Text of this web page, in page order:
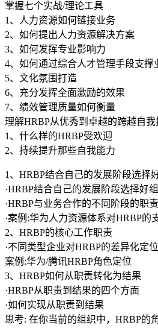
掌握七个实战/理论工具
1、人力资源如何链接业务
2、如何提出人力资源解决方案
3、如何发挥专业影响力
4、如何通过综合人才管理手段支撑
5、文化氛围打造
6、充分发挥全面激励的效果
7、绩效管理质量如何衡量
理解HRBP从优秀到卓越的跨越自
1、什么样的HRBP受欢迎
2、持续提升那些自我能力
1、HRBP结合自己的发展阶段选择
·HRBP结合自己的发展阶段选择好
·HRBP与业务合作的不同阶段的职责
·案例:华为人力资源体系对HRBP的
2、HRBP的核心工作职责
·不同类型企业对HRBP的差异化定位
案例:华为/腾讯HRBP角色定位
3、HRBP如何从职责转化为结果
·HRBP从职责到结果的四个方面
·如何实现从职责到结果
思考: 在你当前的组织中，HRBP的